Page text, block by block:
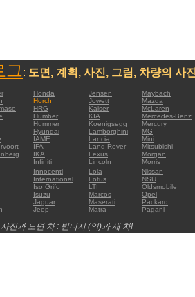
그: 도면, 계획, 사진, 그림, 차량의 사
Honda Jensen
Maybach
Horch Jowett
Mazda
HRG Kaiser
McLaren
Humber KIA
Mercedes-Benz
Hummer Koenigsegg
Mercury
Hyundai Lamborghini
MG
IAME Lancia
Mini
IFA Land Rover
Mitsubishi
IKA Lexus
Morgan
Infiniti Lincoln
Morris
Innocenti Lola
Nissan
International Lotus
NSU
Iso Grifo LTI
Oldsmobile
Isuzu Marcos
Opel
Jaguar Maserati
Packard
Jeep Matra Pagani
진과 도면 차 : 빈티지 (역)과 새 차!